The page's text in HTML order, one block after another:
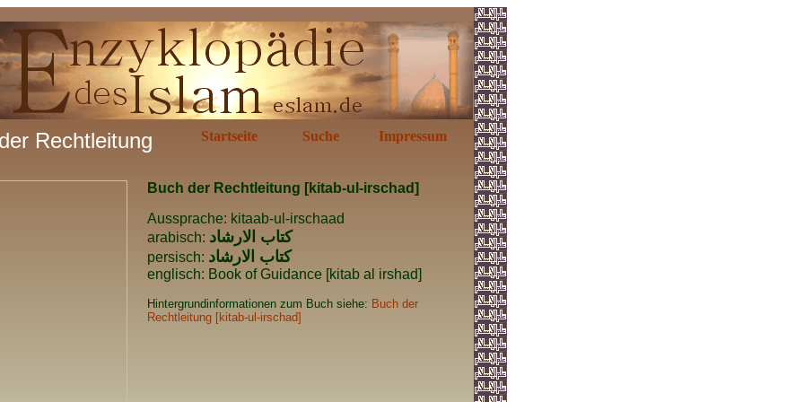
Rechtleitung Startseite Suche Impressum
Buch der Rechtleitung [kitab-ul-irschad]
Aussprache: kitaab-ul-irschaad
arabisch:
كتاب الارشاد
persisch: كتاب الارشاد
englisch: Book of Guidance [kitab al irshad]
Hintergrundinformationen zum Buch siehe: Buch der
Rechtleitung [kitab-ul-irschad]